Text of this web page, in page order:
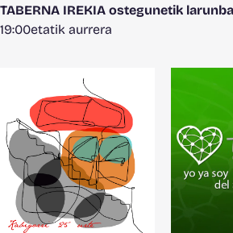
TABERNA IREKIA ostegunetik
19:00etatik aurrera